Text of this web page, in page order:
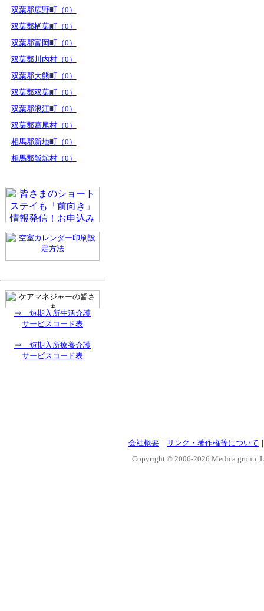
双葉郡広野町（0）
双葉郡楢葉町（0）
双葉郡富岡町（0）
双葉郡川内村（0）
双葉郡大熊町（0）
双葉郡双葉町（0）
双葉郡浪江町（0）
双葉郡葛尾村（0）
相馬郡新地町（0）
相馬郡飯舘村（0）
⇒ 短期入所生活介護
サービスコード表
⇒ 短期入所療養介護
サービスコード表
会社概要 ｜ リンク・著作権等について
Copyright © 2006-2026 Medica